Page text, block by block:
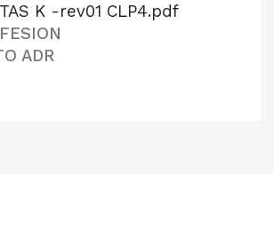
K -rev01 CLP4.pdf
ADR